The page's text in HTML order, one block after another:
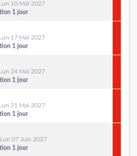
10 Mai 2027
1 jour
17 Mai 2027
1 jour
24 Mai 2027
1 jour
31 Mai 2027
1 jour
07 Juin 2027
1 jour